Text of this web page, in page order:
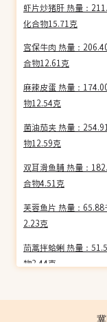
虾片炒猪肝 热量：
化合物15.71克
宫保牛肉 热量：
合物12.61克
麻辣皮蛋 热量：
物12.54克
菌油茄夹 热量：
物12.59克
双耳滑鱼脯 热量：
合物4.51克
芙蓉鱼片 热量：
2.23克
茼蒿拌蛤蜊 热量：
物3.44克
6.59克